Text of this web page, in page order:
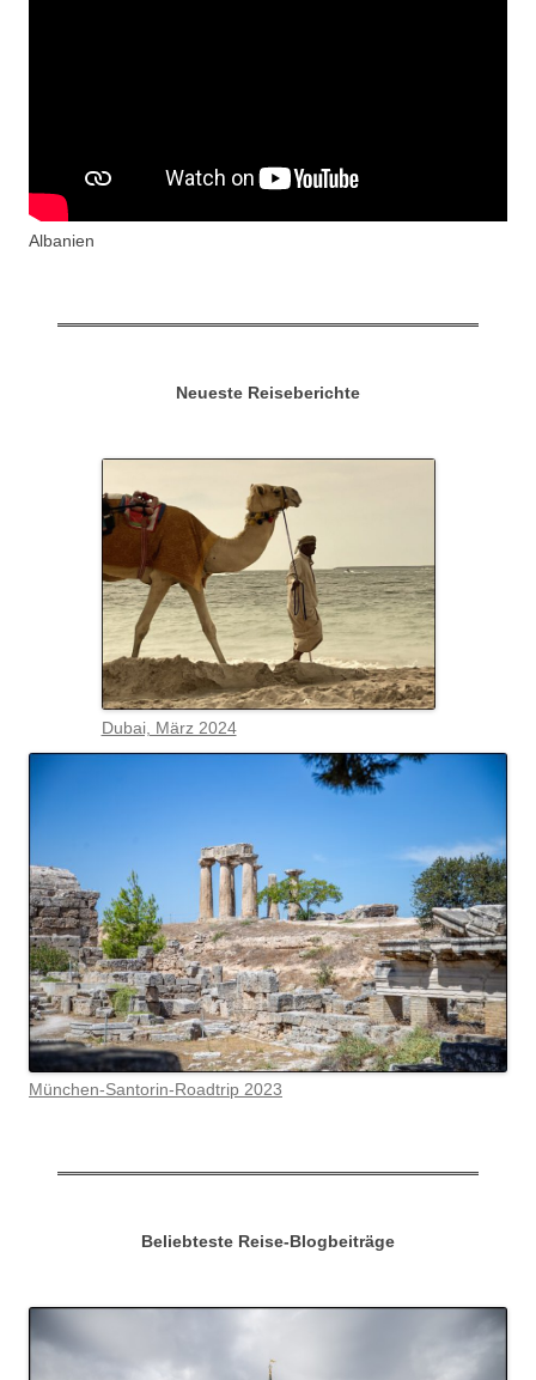
Albanien
Neueste Reiseberichte
Dubai, März 2024
München-Santorin-Roadtrip 2023
Beliebteste Reise-Blogbeiträge